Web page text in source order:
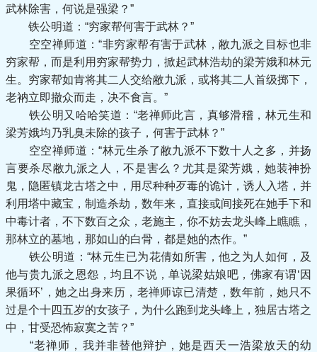
武林除害，何说是强梁？”
铁公明道：“穷家帮何害于武林？”
空空禅师道：“非穷家帮有害于武林，敝九派之目标也非
穷家帮，而是利用穷家帮势力，掀起武林浩劫的梁芳娥和林元
生。穷家帮如肯将其二人交给敝九派，或将其二人首级掷下，
老衲立即撤众而走，决不食言。”
铁公明又哈哈笑道：“老禅师此言，真够滑稽，林元生和
梁芳娥均乃乳臭未除的孩子，何害于武林？”
空空禅师道：“林元生杀了敝九派不下数十人之多，并扬
言要杀尽敝九派之人，不是害么？尤其是梁芳娥，她装神扮
鬼，隐匿镇龙古塔之中，用尽种种歹毒的诡计，诱人入塔，并
利用塔中藏宝，制造杀劫，数年来，直接或间接死在她手下和
中毒计者，不下数百之众，老施主，你不妨去龙头峰上瞧瞧，
那林立的墓地，那如山的白骨，都是她的杰作。”
铁公明道：“林元生已为花倩如所害，他之为人如何，及
他与贵九派之恩怨，均且不说，单说梁姑娘吧，佛家有谓‘因
果循环’，她之出身来历，老禅师谅已清楚，数年前，她只不
过是个十四五岁的女孩子，为什么跑到龙头峰上，独居古塔之
中，甘受恐怖寂寞之苦？”
“老禅师，我并非替他辩护，她是西天一浩梁放天的幼